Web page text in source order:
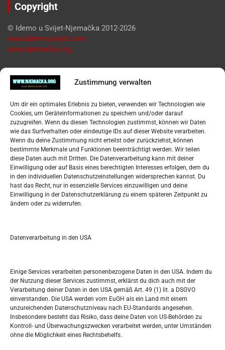
Zustimmung verwalten
Um dir ein optimales Erlebnis zu bieten, verwenden wir Technologien wie
Cookies, um Geräteinformationen zu speichern und/oder darauf
zuzugreifen. Wenn du diesen Technologien zustimmst, können wir Daten
wie das Surfverhalten oder eindeutige IDs auf dieser Website verarbeiten.
Wenn du deine Zustimmung nicht erteilst oder zurückziehst, können
bestimmte Merkmale und Funktionen beeinträchtigt werden. Wir teilen
diese Daten auch mit Dritten. Die Datenverarbeitung kann mit deiner
Einwilligung oder auf Basis eines berechtigten Interesses erfolgen, dem du
in den individuellen Datenschutzeinstellungen widersprechen kannst. Du
hast das Recht, nur in essenzielle Services einzuwilligen und deine
Einwilligung in der Datenschutzerklärung zu einem späteren Zeitpunkt zu
ändern oder zu widerrufen.
Datenverarbeitung in den USA
Einige Services verarbeiten personenbezogene Daten in den USA. Indem du
der Nutzung dieser Services zustimmst, erklärst du dich auch mit der
Verarbeitung deiner Daten in den USA gemäß Art. 49 (1) lit. a DSGVO
einverstanden. Die USA werden vom EuGH als ein Land mit einem
unzureichenden Datenschutzniveau nach EU-Standards angesehen.
Insbesondere besteht das Risiko, dass deine Daten von US-Behörden zu
Kontroll- und Überwachungszwecken verarbeitet werden, unter Umständen
ohne die Möglichkeit eines Rechtsbehelfs.
Copyright
© Idemo u Svijet-Njemačka 2012-2026
www.idemousvijet.com
www.njemacka.org
Pregled
Datenschutzerklärung
Widerufsbelehrung
Oglašavanje / Postavite svoj oglas
Tko je “Idemo u Svijet – Njemačka?
Pretražite stranicu:
S
JUNI 2017
M D M D F S
1 2 3
5 6 7 8 9 10 11